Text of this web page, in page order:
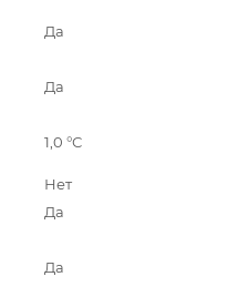
Да
Да
1,0 °С
Нет
Да
Да